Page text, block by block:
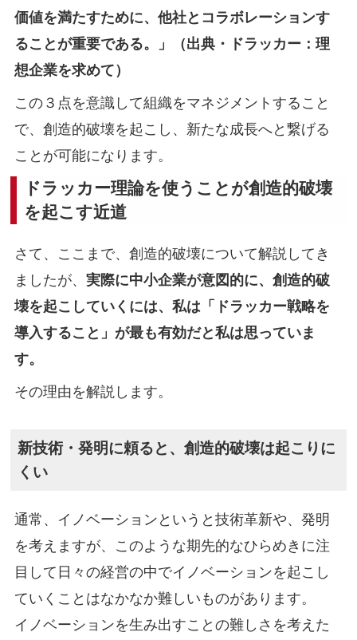
価値を満たすために、他社とコラボレーションす
ることが重要である。」（出典・ドラッカー：理
想企業を求めて）
この３点を意識して組織をマネジメントすること
で、創造的破壊を起こし、新たな成長へと繋げる
ことが可能になります。
ドラッカー理論を使うことが創造的破壊
を起こす近道
さて、ここまで、創造的破壊について解説してき
ましたが、 実際に中小企業が意図的に、創造的破
壊を起こしていくには、私は「ドラッカー戦略を
導入すること」が最も有効だと私は思っていま
す。
その理由を解説します。
新技術・発明に頼ると、創造的破壊は起こりに
くい
通常、イノベーションというと技術革新や、発明
を考えますが、このような期先的なひらめきに注
目して日々の経営の中でイノベーションを起こし
ていくことはなかなか難しいものがあります。
イノベーションを生み出すことの難しさを考えた